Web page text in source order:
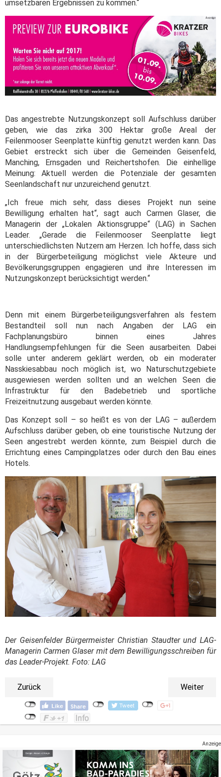
umsetzbaren Ergebnissen zu kommen.“
Das angestrebte Nutzungskonzept soll Aufschluss darüber
geben, wie das zirka 300 Hektar große Areal der
Feilenmooser Seenplatte künftig genutzt werden kann. Das
Gebiet erstreckt sich über die Gemeinden Geisenfeld,
Manching, Ernsgaden und Reichertshofen. Die einhellige
Meinung: Aktuell werden die Potenziale der gesamten
Seenlandschaft nur unzureichend genutzt.
„Ich freue mich sehr, dass dieses Projekt nun seine
Bewilligung erhalten hat“, sagt auch Carmen Glaser, die
Managerin der „Lokalen Aktionsgruppe“ (LAG) in Sachen
Leader. „Gerade die Feilenmooser Seenplatte liegt
unterschiedlichsten Nutzern am Herzen. Ich hoffe, dass sich
in der Bürgerbeteiligung möglichst viele Akteure und
Bevölkerungsgruppen engagieren und ihre Interessen im
Nutzungskonzept berücksichtigt werden.“
Denn mit einem Bürgerbeteiligungsverfahren als festem
Bestandteil soll nun nach Angaben der LAG ein
Fachplanungsbüro binnen eines Jahres
Handlungsempfehlungen für die Seen ausarbeiten. Dabei
solle unter anderem geklärt werden, ob ein moderater
Nasskiesabbau noch möglich ist, wo Naturschutzgebiete
ausgewiesen werden sollten und an welchen Seen die
Infrastruktur für den Badebetrieb und sportliche
Freizeitnutzung ausgebaut werden könnte.
Das Konzept soll – so heißt es von der LAG – außerdem
Aufschluss darüber geben, ob eine touristische Nutzung der
Seen angestrebt werden könnte, zum Beispiel durch die
Errichtung eines Campingplatzes oder durch den Bau eines
Hotels.
Der Geisenfelder Bürgermeister Christian Staudter und LAG-
Managerin Carmen Glaser mit dem Bewilligungsschreiben für
das Leader-Projekt. Foto: LAG
Zurück Weiter
Anzeige